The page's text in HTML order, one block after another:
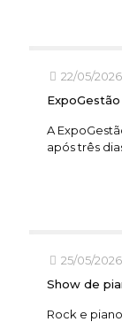
22/05/2026
A
após três
25/05/2026
Show de
Rock e